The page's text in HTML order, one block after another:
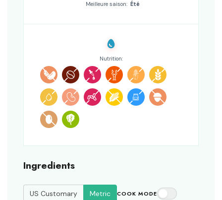
Meilleure saison: Été
Nutrition:
Ingredients
US Customary Metric COOK MODE